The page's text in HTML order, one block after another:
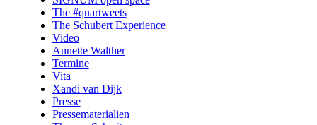
The #quartweets
The Schubert Experience
Video
Annette Walther
Termine
Vita
Xandi van Dijk
Presse
Pressematerialien